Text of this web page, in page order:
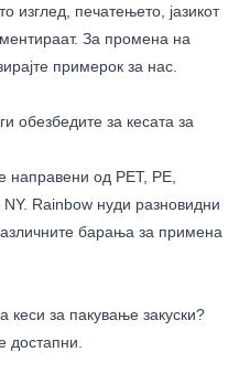
изглед, печатењето, јазикот
За промена на
примерок за нас.
обезбедите за кесата за
направени од PET, PE,
NY. Rainbow нуди разновидни
барања за примена
кеси за пакување закуски?